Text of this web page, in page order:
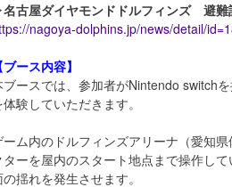
古屋ダイヤモンドドルフィンズ 避難
nagoya-dolphins.jp/news/detail/
ース内容】
ブースでは、参加者がNintendo switch
験していただきます。
ーム内のドルフィンズアリーナ（愛知
ターを屋内のスタート地点まで操作し
揺れを発生させます。